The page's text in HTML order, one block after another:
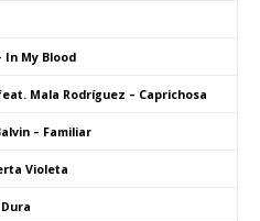
In My Blood
Mala Rodríguez – Caprichosa
– Familiar
Violeta